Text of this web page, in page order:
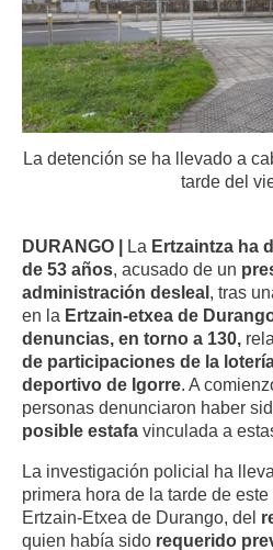
La detención se ha llevado a
tarde del
DURANGO | La Ertzaintza ha
de 53 años, acusado de un
administración desleal, tras
en la Ertzain-etxea de
denuncias, en torno a 130,
de participaciones de la
deportivo de Igorre. A
personas denunciaron haber
posible estafa vinculada a
La investigación policial ha
primera hora de la tarde de
Ertzain-Etxea de Durango, del
quien había sido requerido